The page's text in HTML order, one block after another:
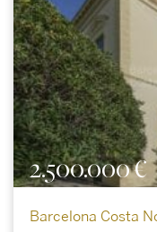
2.500.000 €
Barcelona Costa